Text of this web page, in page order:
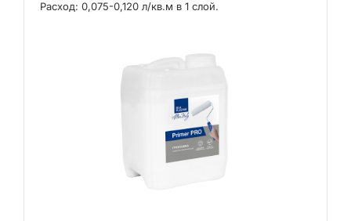
Расход: 0,075-0,120 л/кв.м в 1 слой.